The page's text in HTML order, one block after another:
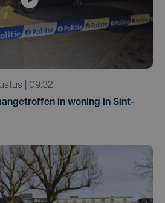
| 09:32
in woning in Sint-